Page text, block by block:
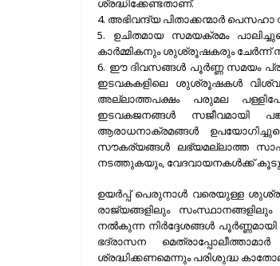
ശ്രദ്ധിക്കേണ്ടതാണ്.
4. അഭിവന്ദ്യ പിതാക്കന്മാര്‍
5. ഉചിതമായ സമയക്രമം
കാര്‍മ്മികനും ശുശ്രൂഷകരും ചേര്‍ന്ന്
6. ഈ ദിവസങ്ങള്‍ പൂര്‍ണ്ണ സമയം
ഇടവകകളിലെ ശുശ്രൂഷകള്‍
അല്ലാത്തപക്ഷം പരുമല
ഇടവകജനങ്ങള്‍ സജീവമായി
ആരാധനാക്രമങ്ങള്‍
സൗകര്യങ്ങള്‍ ലഭ്യമല്ലാത്ത
നടത്തുകയും, വേദവായനകള്‍ക്ക്
ഉയര്‍പ്പ് പെരുനാള്‍ വരെയുള്ള
രാജ്യങ്ങളിലും
നല്‍കുന്ന നിര്‍ദ്ദേശങ്ങള്‍
ഭദ്രാസന
ശ്രദ്ധിക്കണമെന്നും പരിശുദ്ധ